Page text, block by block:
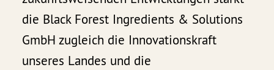
die Black Forest Ingredients & Solutions
GmbH zugleich die Innovationskraft
unseres Landes und die